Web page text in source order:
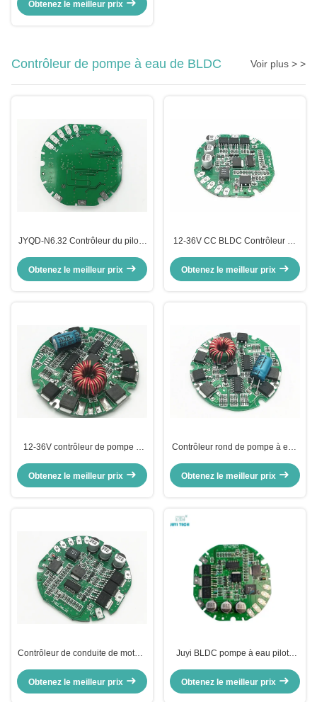
de refroidissement à grande
Obtenez le meilleur prix
Contrôleur de pompe à eau de BLDC Voir plus > >
JYQD-N6.32 Contrôleur du pilote
de vitesse du moteur à courant
continu Sortie de signal
Obtenez le meilleur prix
12-36V CC BLDC Contrôleur de
Fréquence 1-20KHZ Cycle de
fonctionnement 0-100%
Obtenez le meilleur prix
12-36V contrôleur de pompe à
à eau électrique d'automobile
Obtenez le meilleur prix
Contrôleur rond de pompe à eau
de pompe à moteur avec le
contrôle de PWM
Obtenez le meilleur prix
Contrôleur de conduite de moteur
Contrôleur de puits d'eau
Obtenez le meilleur prix
Juyi BLDC pompe à eau pilote
régulateur de vitesse du moteur
Obtenez le meilleur prix